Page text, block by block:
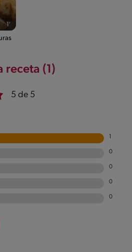
1'
receta (1)
5 de 5
1
0
0
0
0